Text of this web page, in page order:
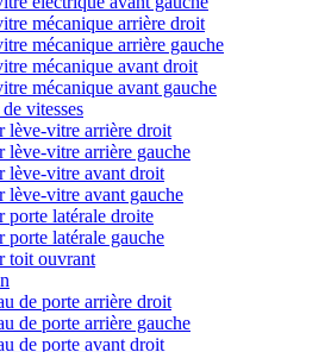
mécanique arrière droit
mécanique arrière gauche
mécanique avant droit
mécanique avant gauche
vitesses
lève-vitre arrière droit
lève-vitre arrière gauche
lève-vitre avant droit
lève-vitre avant gauche
porte latérale droite
porte latérale gauche
toit ouvrant
de porte arrière droit
de porte arrière gauche
de porte avant droit